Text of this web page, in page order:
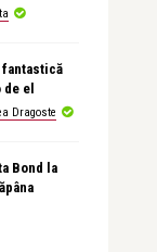
fantastică
de el
Dragoste
Bond la